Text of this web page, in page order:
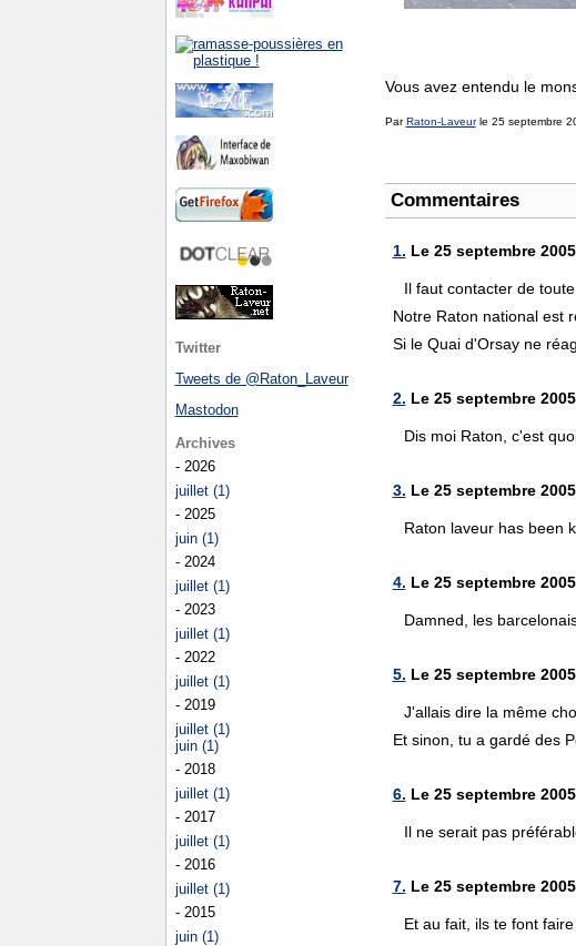
Vous avez entendu le
ParRaton-Laveurle 25 septembre
Commentaires
1. Le 25 septembre
Il faut contacter de
Notre Raton national est
Si le Quai d'Orsay ne
2. Le 25 septembre
Dis moi Raton, c'est
3. Le 25 septembre
Raton laveur has been
4. Le 25 septembre
Damned, les
5. Le 25 septembre
J'allais dire la même
Et sinon, tu a gardé des
6. Le 25 septembre
Il ne serait pas
7. Le 25 septembre
Et au fait, ils te font
Twitter
Tweets de @Raton_Laveur
Mastodon
Archives
- 2026
juillet (1)
- 2025
juin (1)
- 2024
juillet (1)
- 2023
juillet (1)
- 2022
juillet (1)
- 2019
juillet (1)
juin (1)
- 2018
juillet (1)
- 2017
juillet (1)
- 2016
juillet (1)
- 2015
juin (1)